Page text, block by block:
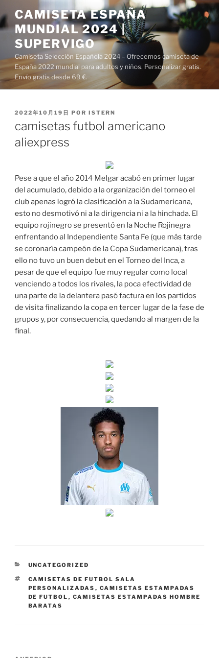
al
contenido
CAMISETA ESPAÑA
MUNDIAL 2024 |
SUPERVIGO
Camiseta Selección Española 2024 – Ofrecemos camiseta de
España 2022 mundial para adultos y niños. Personalizar gratis.
Envío gratis desde 69 €.
PUBLICADO
2022年10月19日 POR ISTERN
camisetas futbol americano
aliexpress
Pese a que el año 2014 Melgar acabó en primer lugar
del acumulado, debido a la organización del torneo el
club apenas logró la clasificación a la Sudamericana,
esto no desmotivó ni a la dirigencia ni a la hinchada. El
equipo rojinegro se presentó en la Noche Rojinegra
enfrentando al Independiente Santa Fe (que más tarde
se coronaría campeón de la Copa Sudamericana), tras
ello no tuvo un buen debut en el Torneo del Inca, a
pesar de que el equipo fue muy regular como local
venciendo a todos los rivales, la poca efectividad de
una parte de la delantera pasó factura en los partidos
de visita finalizando la copa en tercer lugar de la fase de
grupos y, por consecuencia, quedando al margen de la
final.
CATEGORÍAS
UNCATEGORIZED
ETIQUETAS
CAMISETAS DE FUTBOL SALA
PERSONALIZADAS , CAMISETAS ESTAMPADAS
DE FUTBOL , CAMISETAS ESTAMPADAS HOMBRE
BARATAS
Navegación